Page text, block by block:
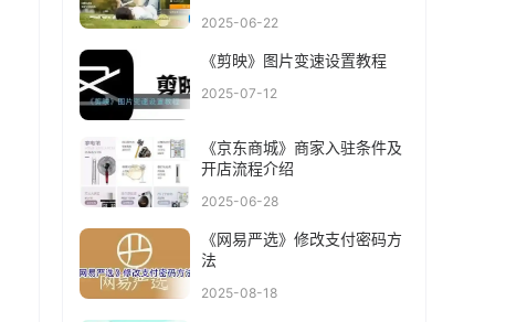
2025-06-22
《剪映》图片变速设置教程
2025-07-12
《京东商城》商家入驻条件及
开店流程介绍
2025-06-28
《网易严选》修改支付密码方
法
2025-08-18